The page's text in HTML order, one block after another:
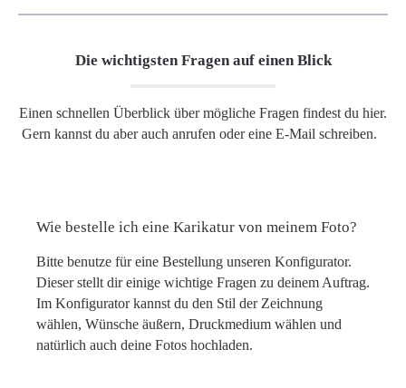
Die wichtigsten Fragen auf einen Blick
Einen schnellen Überblick über mögliche Fragen findest du hier.
Gern kannst du aber auch anrufen oder eine E-Mail schreiben.
Wie bestelle ich eine Karikatur von meinem Foto?
Bitte benutze für eine Bestellung unseren Konfigurator.
Dieser stellt dir einige wichtige Fragen zu deinem Auftrag.
Im Konfigurator kannst du den Stil der Zeichnung
wählen, Wünsche äußern, Druckmedium wählen und
natürlich auch deine Fotos hochladen.